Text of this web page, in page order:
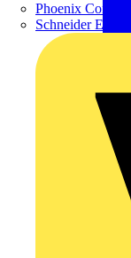
Phoenix Contact
Schneider Electric